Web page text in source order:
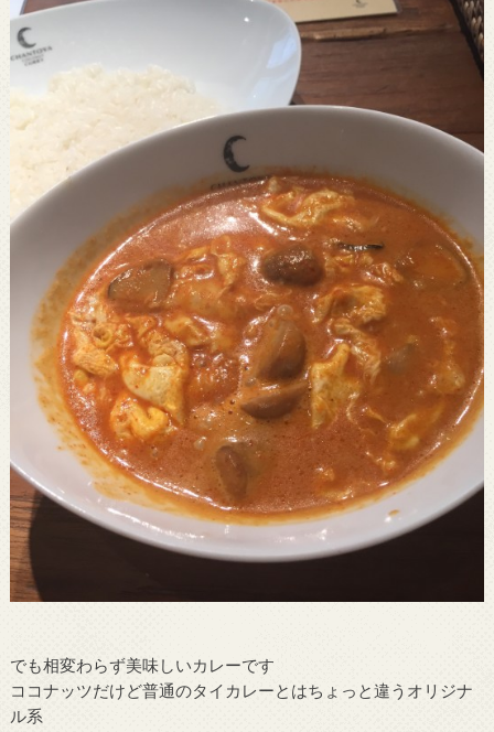
でも相変わらず美味しいカレーです
ココナッツだけど普通のタイカレーとはちょっと違うオリジナ
ル系